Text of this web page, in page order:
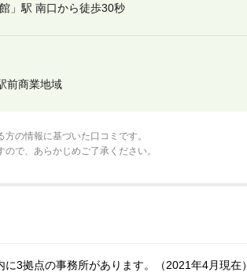
」駅 南口から徒歩30秒
前商業地域
の情報に基づいた口コミです。
で、あらかじめご了承ください。
3拠点の事務所があります。（2021年4月現在）